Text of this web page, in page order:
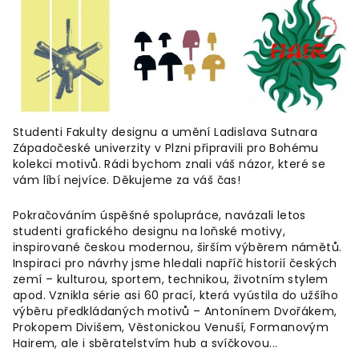
Studenti Fakulty designu a umění Ladislava Sutnara
Západočeské univerzity v Plzni připravili pro Bohému
kolekci motivů. Rádi bychom znali váš názor, které se
vám líbí nejvíce. Děkujeme za váš čas!
Pokračováním úspěšné spolupráce, navázali letos
studenti grafického designu na loňské motivy,
inspirované českou modernou, širším výběrem námětů.
Inspiraci pro návrhy jsme hledali napříč historií českých
zemí – kulturou, sportem, technikou, životním stylem
apod. Vznikla série asi 60 prací, která vyústila do užšího
výběru předkládaných motivů – Antonínem Dvořákem,
Prokopem Divišem, Věstonickou Venuší, Formanovým
Hairem, ale i sběratelstvím hub a svíčkovou...